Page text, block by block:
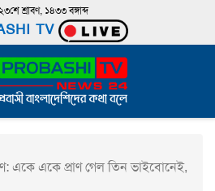
শ্রাবণ, ১৪৩৩ বঙ্গাব্দ
TV
একে একে প্রাণ গেল তিন ভাইবোনেই,